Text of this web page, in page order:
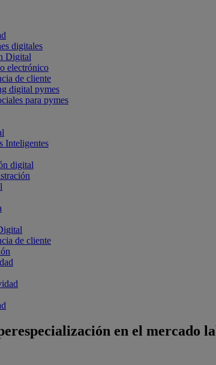
digitales
Digital
electrónico
de cliente
digital pymes
para pymes
Inteligentes
digital
de cliente
en el mercado